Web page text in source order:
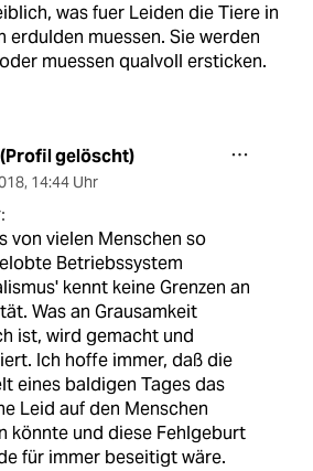
was fuer Leiden die Tiere in
erdulden muessen. Sie werden
muessen qualvoll ersticken.
gelöscht)
, 14:44 Uhr
von vielen Menschen so
Betriebssystem
kennt keine Grenzen an
Was an Grausamkeit
ist, wird gemacht und
Ich hoffe immer, daß die
eines baldigen Tages das
Leid auf den Menschen
könnte und diese Fehlgeburt
für immer beseitigt wäre.